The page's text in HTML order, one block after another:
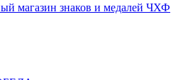
магазин знаков и медалей ЧХФ